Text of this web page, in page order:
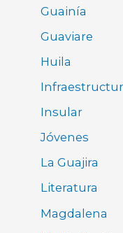
Guainía
Guaviare
Huila
Insular
Jóvenes
La Guajira
Literatura
Magdalena